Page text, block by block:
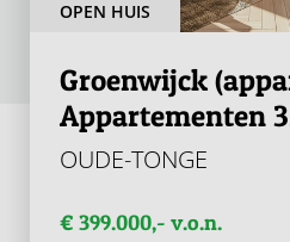
OPEN HUIS
Groenwijck
Appartementen
OUDE-TONGE
€ 399.000,- v.o.n.